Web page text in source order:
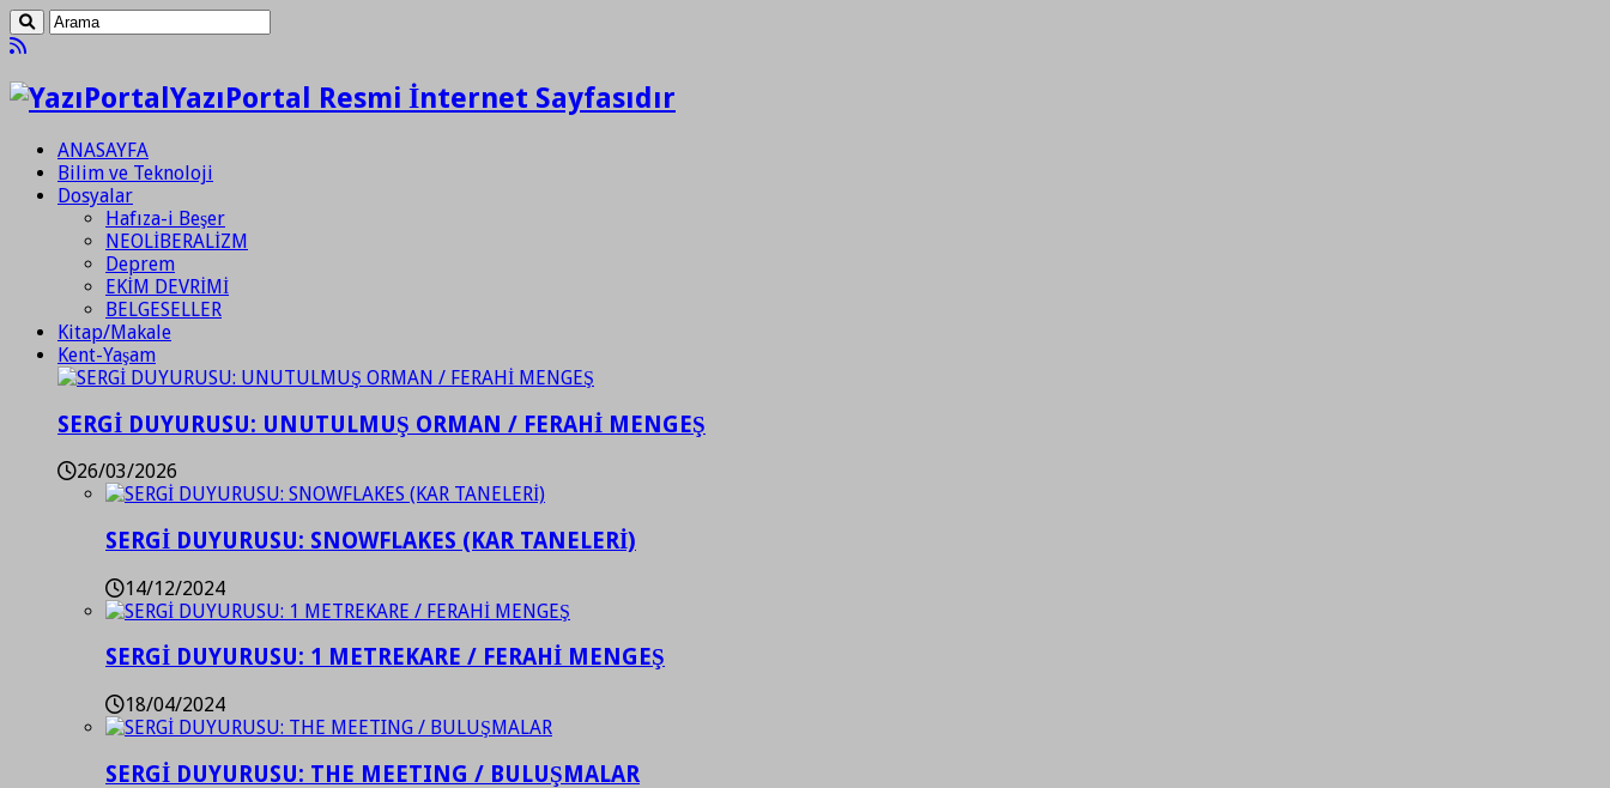
YazıPortal Resmi İnternet Sayfasıdır
ANASAYFA
Bilim ve Teknoloji
Dosyalar
Hafıza-i Beşer
NEOLİBERALİZM
Deprem
EKİM DEVRİMİ
BELGESELLER
Kitap/Makale
Kent-Yaşam
SERGİ DUYURUSU: UNUTULMUŞ ORMAN / FERAHİ MENGEŞ
26/03/2026
SERGİ DUYURUSU: SNOWFLAKES (KAR TANELERİ)
14/12/2024
SERGİ DUYURUSU: 1 METREKARE / FERAHİ MENGEŞ
18/04/2024
SERGİ DUYURUSU: THE MEETING / BULUŞMALAR